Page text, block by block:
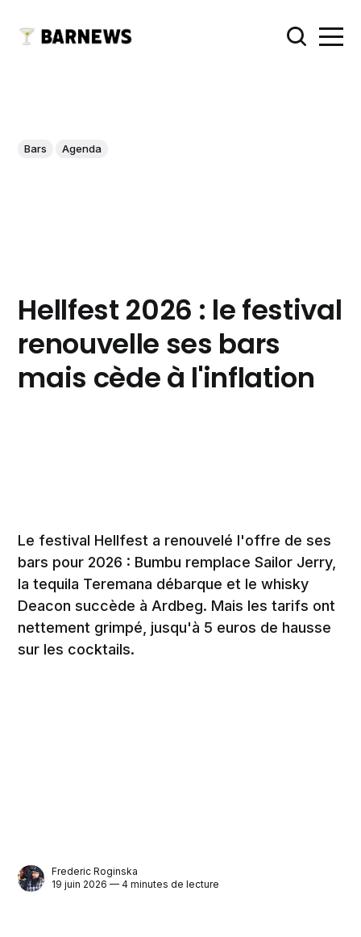
Bars Agenda
Hellfest 2026 : le festival
renouvelle ses bars
mais cède à l'inflation
Le festival Hellfest a renouvelé l'offre de ses
bars pour 2026 : Bumbu remplace Sailor Jerry,
la tequila Teremana débarque et le whisky
Deacon succède à Ardbeg. Mais les tarifs ont
nettement grimpé, jusqu'à 5 euros de hausse
sur les cocktails.
Frederic Roginska
19 juin 2026 — 4 minutes de lecture